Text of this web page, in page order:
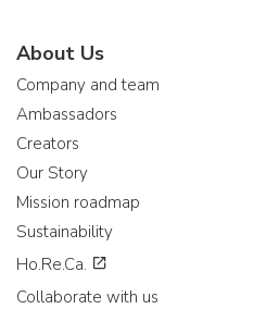
About Us
Company and team
Ambassadors
Creators
Our Story
Mission roadmap
Sustainability
Ho.Re.Ca.
Collaborate with us